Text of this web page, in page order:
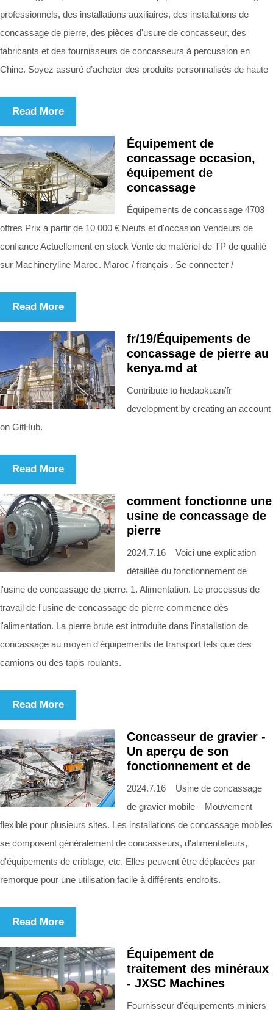
professionnels, des installations auxiliaires, des installations de
concassage de pierre, des pièces d'usure de concasseur, des
fabricants et des fournisseurs de concasseurs à percussion en
Chine. Soyez assuré d’acheter des produits personnalisés de haute
Read More
Équipement de
concassage occasion,
équipement de
concassage
Équipements de concassage 4703
offres Prix à partir de 10 000 € Neufs et d'occasion Vendeurs de
confiance Actuellement en stock Vente de matériel de TP de qualité
sur Machineryline Maroc. Maroc / français . Se connecter /
Read More
fr/19/Équipements de
concassage de pierre au
kenya.md at
Contribute to hedaokuan/fr
development by creating an account
on GitHub.
Read More
comment fonctionne une
usine de concassage de
pierre
2024.7.16 Voici une explication
détaillée du fonctionnement de
l'usine de concassage de pierre. 1. Alimentation. Le processus de
travail de l'usine de concassage de pierre commence dès
l'alimentation. La pierre brute est introduite dans l'installation de
concassage au moyen d'équipements de transport tels que des
camions ou des tapis roulants.
Read More
Concasseur de gravier -
Un aperçu de son
fonctionnement et de
2024.7.16 Usine de concassage
de gravier mobile – Mouvement
flexible pour plusieurs sites. Les installations de concassage mobiles
se composent généralement de concasseurs, d'alimentateurs,
d'équipements de criblage, etc. Elles peuvent être déplacées par
remorque pour une utilisation facile à différents endroits.
Read More
Équipement de
traitement des minéraux
- JXSC Machines
Fournisseur d'équipements miniers